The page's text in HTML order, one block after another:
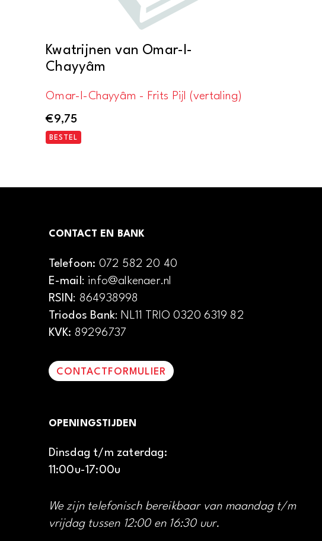
Kwatrijnen van Omar-I-
Chayyâm
Omar-I-Chayyâm - Frits Pijl (vertaling)
€9,75
BESTEL
CONTACT EN BANK
Telefoon: 072 582 20 40
E-mail: info@alkenaer.nl
RSIN: 864938998
Triodos Bank: NL11 TRIO 0320 6319 82
KVK: 89296737
CONTACTFORMULIER
OPENINGSTIJDEN
Dinsdag t/m zaterdag:
11:00u-17:00u
We zijn telefonisch bereikbaar van maandag t/m
vrijdag tussen 12:00 en 16:30 uur.